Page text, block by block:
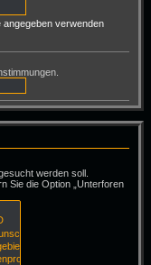
angegeben verwenden
werden soll.
Sie die Option „Unterforen